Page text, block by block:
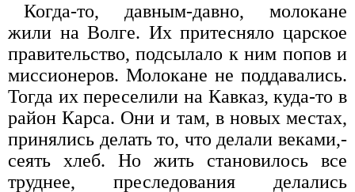
Когда-то, давным-давно, молокане
жили на Волге. Их притесняло царское
правительство, подсылало к ним попов и
миссионеров. Молокане не поддавались.
Тогда их переселили на Кавказ, куда-то в
район Карса. Они и там, в новых местах,
принялись делать то, что делали веками,-
сеять хлеб. Но жить становилось все
труднее, преследования делались